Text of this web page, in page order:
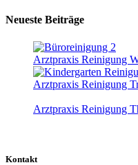
Neueste Beiträge
Arztpraxis Reinigung
Arztpraxis Reinigung
Arztpraxis Reinigung
Kontakt